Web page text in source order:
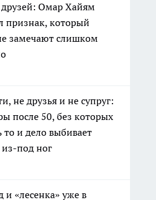
друзей: Омар Хайям
признак, который
замечают слишком
не друзья и не супруг:
после 50, без которых
то и дело выбивает
из-под ног
и «лесенка» уже в